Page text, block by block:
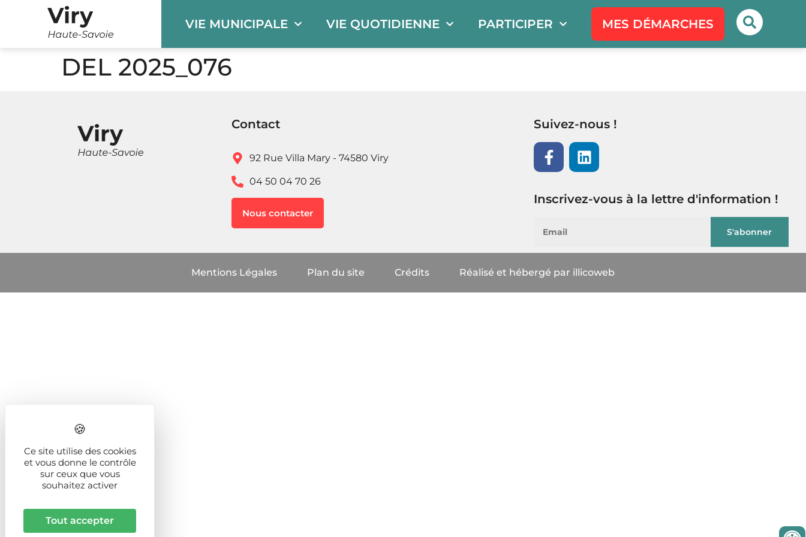
VIE MUNICIPALE VIE QUOTIDIENNE PARTICIPER MES DÉMARCHES
DEL 2025_076
Contact
92 Rue Villa Mary - 74580 Viry
04 50 04 70 26
Nous contacter
Suivez-nous !
Inscrivez-vous à la lettre d'information !
Mentions Légales Plan du site Crédits Réalisé et hébergé par illicoweb
Panneau de gestion des cookies
Ce site utilise des cookies
et vous donne le contrôle
sur ceux que vous
souhaitez activer
Tout accepter